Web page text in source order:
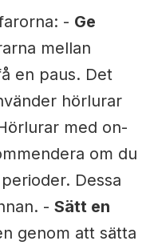
- Ge
mellan
en paus. Det
hörlurar
med on-
om du
Dessa
- Sätt en
genom att sätta